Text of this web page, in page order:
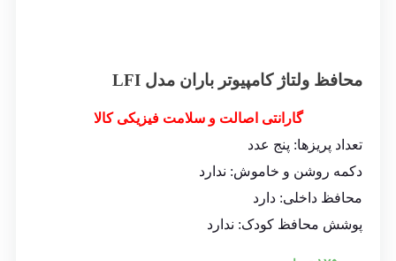
محافظ ولتاژ کامپیوتر باران مدل LFI
گارانتی اصالت و سلامت فیزیکی کالا
تعداد پریزها: پنج عدد
دکمه روشن و خاموش: ندارد
محافظ داخلی: دارد
پوشش محافظ کودک: ندارد